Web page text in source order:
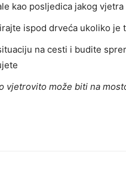
kao posljedica jakog vjetra
ispod drveća ukoliko je
na cesti i budite
vjetrovito može biti na